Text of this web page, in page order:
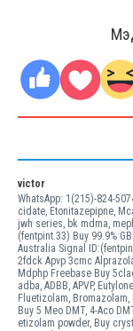
victor
WhatsApp: 1(215)-824-
cidate, Etonitazepipne,
jwh series, bk mdma,
(fentpint.33) Buy 99.9%
Australia Signal
2fdck Apvp 3cmc
Mdphp Freebase Buy
adba, ADBB, APVP,
Fluetizolam,
Buy 5 Meo DMT, 4-Aco
etizolam powder, Buy